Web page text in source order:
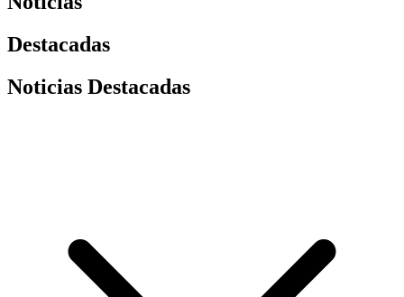
Destacadas
Noticias Destacadas